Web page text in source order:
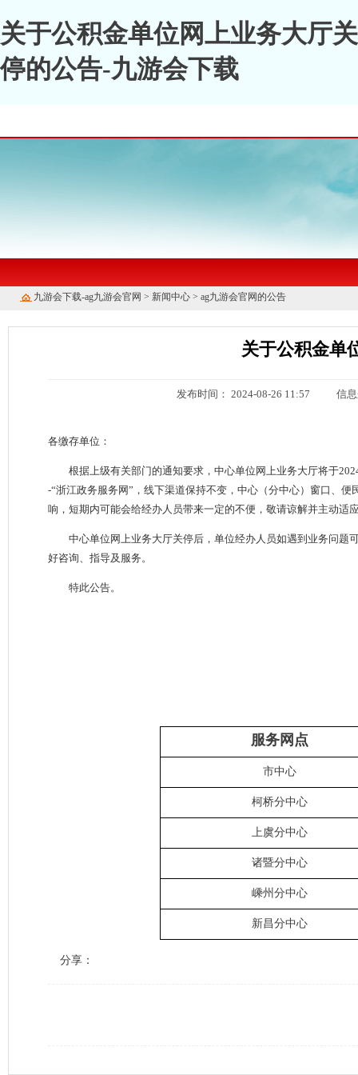
关于公积金单位网上业务大厅关
停的公告-九游会下载
九游会下载-ag九游会官网 > 新闻中心 > ag九游会官网的公告
关于公积金单
发布时间： 2024-08-26 11:57 信
各缴存单位：
根据上级有关部门的通知要求，中心单位网上业务大厅将于
-“浙江政务服务网”，线下渠道保持不变，中心（分中心）窗口、
响，短期内可能会给经办人员带来一定的不便，敬请谅解并主动适
中心单位网上业务大厅关停后，单位经办人员如遇到业务问题
好咨询、指导及服务。
特此公告。
服务网点
市中心
柯桥分中心
上虞分中心
诸暨分中心
嵊州分中心
新昌分中心
分享：